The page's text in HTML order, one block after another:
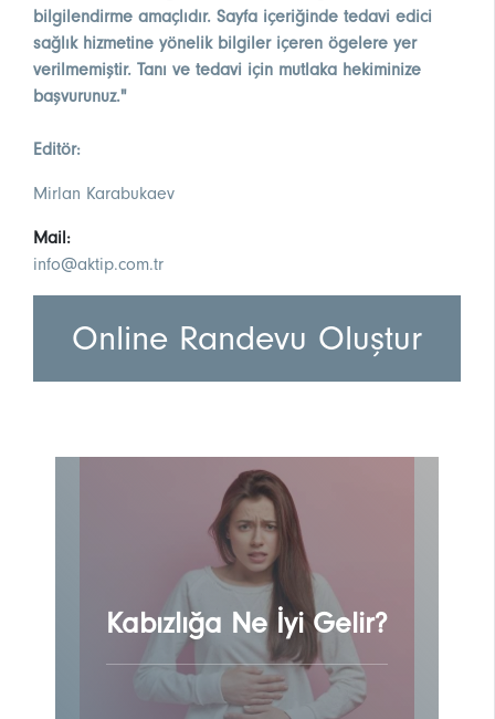
bilgilendirme amaçlıdır. Sayfa içeriğinde tedavi edici
sağlık hizmetine yönelik bilgiler içeren ögelere yer
verilmemiştir. Tanı ve tedavi için mutlaka hekiminize
başvurunuz."
Editör:
Mirlan Karabukaev
Mail:
info@aktip.com.tr
Online Randevu Oluştur
Kabızlığa Ne İyi Gelir?